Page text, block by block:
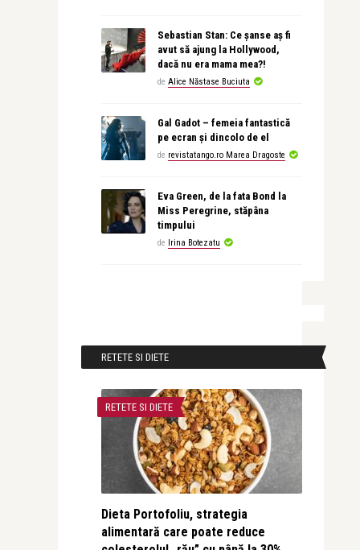
Sebastian Stan: Ce șanse aș fi
avut să ajung la Hollywood,
dacă nu era mama mea?!
de Alice Năstase Buciuta
Gal Gadot – femeia fantastică
pe ecran și dincolo de el
de revistatango.ro Marea Dragoste
Eva Green, de la fata Bond la
Miss Peregrine, stăpâna
timpului
de Irina Botezatu
RETETE SI DIETE
RETETE SI DIETE
Dieta Portofoliu, strategia
alimentară care poate reduce